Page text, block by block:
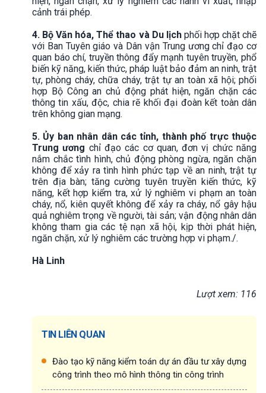
cảnh trái phép.
4. Bộ Văn hóa, Thể thao và Du lịch phối hợp chặt chẽ
với Ban Tuyên giáo và Dân vận Trung ương chỉ đạo cơ
quan báo chí, truyền thông đẩy mạnh tuyên truyền, phổ
biến kỹ năng, kiến thức, pháp luật bảo đảm an ninh, trật
tự, phòng cháy, chữa cháy, trật tự an toàn xã hội; phối
hợp Bộ Công an chủ động phát hiện, ngăn chặn các
thông tin xấu, độc, chia rẽ khối đại đoàn kết toàn dân
trên không gian mạng.
5. Ủy ban nhân dân các tỉnh, thành phố trực thuộc
Trung ương chỉ đạo các cơ quan, đơn vị chức năng
nắm chắc tình hình, chủ động phòng ngừa, ngăn chặn
không để xảy ra tình hình phức tạp về an ninh, trật tự
trên địa bàn; tăng cường tuyên truyền kiến thức, kỹ
năng, kết hợp kiểm tra, xử lý nghiêm vi phạm an toàn
cháy, nổ, kiên quyết không để xảy ra cháy, nổ gây hậu
quả nghiêm trọng về người, tài sản; vận động nhân dân
không tham gia các tệ nạn xã hội, kịp thời phát hiện,
ngăn chặn, xử lý nghiêm các trường hợp vi phạm./.
Hà Linh
Lượt xem: 116
TIN LIÊN QUAN
Đào tạo kỹ năng kiểm toán dự án đầu tư xây dựng
công trình theo mô hình thông tin công trình